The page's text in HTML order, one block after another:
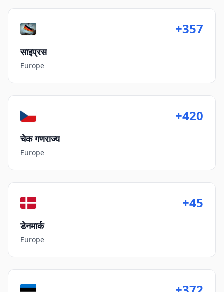
+357
साइप्रस
Europe
+420
चेक गणराज्य
Europe
+45
डेनमार्क
Europe